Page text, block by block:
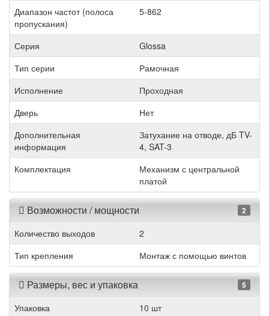
Диапазон частот (полоса
пропускания)
5-862
Серия
Glossa
Тип серии
Рамочная
Исполнение
Проходная
Дверь
Нет
Дополнительная
информация
Затухание на отводе, дБ TV-
4, SAT-3
Комплектация
Механизм с центральной
платой
Возможности / мощности 2
Количество выходов
2
Тип крепления
Монтаж с помощью винтов
Размеры, вес и упаковка 5
Упаковка
10 шт